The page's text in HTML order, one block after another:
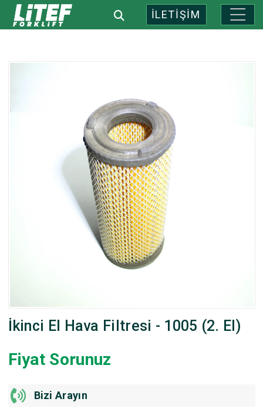
İLETİŞİM
İkinci El Hava Filtresi - 1005 (2. El)
Fiyat Sorunuz
Bizi Arayın